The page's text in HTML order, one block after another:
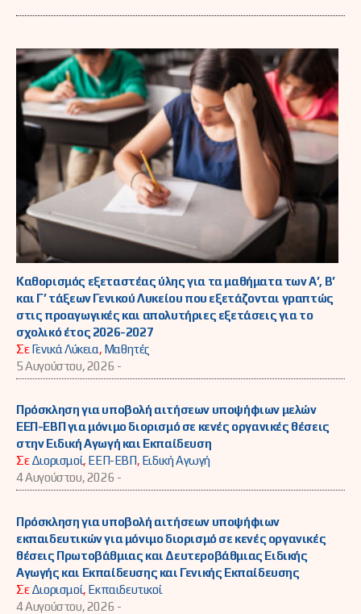
Καθορισμός εξεταστέας ύλης για τα μαθήματα των Α’, Β’
και Γ’ τάξεων Γενικού Λυκείου που εξετάζονται γραπτώς
στις προαγωγικές και απολυτήριες εξετάσεις για το
σχολικό έτος 2026-2027
ΣεΓενικά Λύκεια, Μαθητές
5 Αυγούστου, 2026 -
Πρόσκληση για υποβολή αιτήσεων υποψήφιων μελών
ΕΕΠ-ΕΒΠ για μόνιμο διορισμό σε κενές οργανικές θέσεις
στην Ειδική Αγωγή και Εκπαίδευση
ΣεΔιορισμοί, ΕΕΠ-ΕΒΠ, Ειδική Αγωγή
4 Αυγούστου, 2026 -
Πρόσκληση για υποβολή αιτήσεων υποψήφιων
εκπαιδευτικών για μόνιμο διορισμό σε κενές οργανικές
θέσεις Πρωτοβάθμιας και Δευτεροβάθμιας Ειδικής
Αγωγής και Εκπαίδευσης και Γενικής Εκπαίδευσης
ΣεΔιορισμοί, Εκπαιδευτικοί
4 Αυγούστου, 2026 -